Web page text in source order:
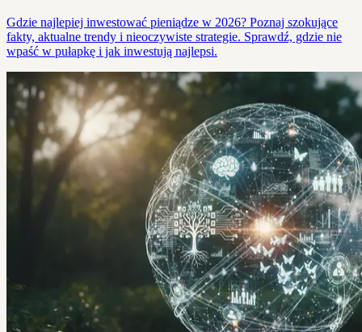
Gdzie najlepiej inwestować pieniądze w 2026? Poznaj szokujące
fakty, aktualne trendy i nieoczywiste strategie. Sprawdź, gdzie nie
wpaść w pułapkę i jak inwestują najlepsi.